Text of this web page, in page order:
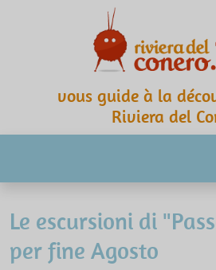
vous guide à la
Riviera del
Le escursioni di
per fine Agosto